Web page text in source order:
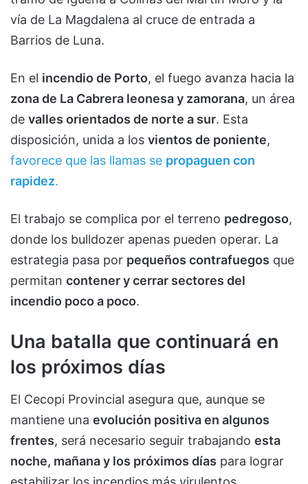
vía de La Magdalena al cruce de entrada a
Barrios de Luna.
En el incendio de Porto, el fuego avanza hacia la
zona de La Cabrera leonesa y zamorana, un área
de valles orientados de norte a sur. Esta
disposición, unida a los vientos de poniente,
favorece que las llamas se propaguen con
rapidez.
El trabajo se complica por el terreno pedregoso,
donde los bulldozer apenas pueden operar. La
estrategia pasa por pequeños contrafuegos que
permitan contener y cerrar sectores del
incendio poco a poco.
Una batalla que continuará en
los próximos días
El Cecopi Provincial asegura que, aunque se
mantiene una evolución positiva en algunos
frentes, será necesario seguir trabajando esta
noche, mañana y los próximos días para lograr